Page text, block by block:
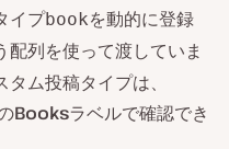
イプbookを動的に登録
配列を使って渡していま
ム投稿タイプは、
Booksラベルで確認でき